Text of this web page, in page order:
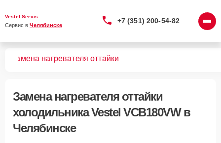
Vestel Servis
Сервис в Челябинске
+7 (351) 200-54-82
Замена нагревателя оттайки
Замена нагревателя оттайки
холодильника Vestel VCB180VW в
Челябинске